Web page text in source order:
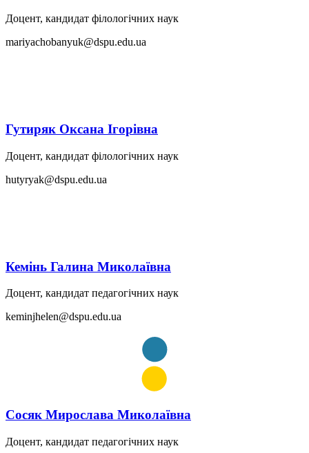
Доцент, кандидат філологічних наук
mariyachobanyuk@dspu.edu.ua
Гутиряк Оксана Ігорівна
Доцент, кандидат філологічних наук
hutyryak@dspu.edu.ua
Кемінь Галина Миколаївна
Доцент, кандидат педагогічних наук
keminjhelen@dspu.edu.ua
Сосяк Мирослава Миколаївна
Доцент, кандидат педагогічних наук